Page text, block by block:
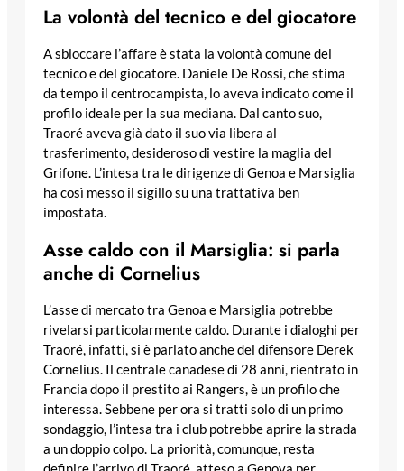
La volontà del tecnico e del giocatore
A sbloccare l’affare è stata la volontà comune del
tecnico e del giocatore. Daniele De Rossi, che stima
da tempo il centrocampista, lo aveva indicato come il
profilo ideale per la sua mediana. Dal canto suo,
Traoré aveva già dato il suo via libera al
trasferimento, desideroso di vestire la maglia del
Grifone. L’intesa tra le dirigenze di Genoa e Marsiglia
ha così messo il sigillo su una trattativa ben
impostata.
Asse caldo con il Marsiglia: si parla
anche di Cornelius
L’asse di mercato tra Genoa e Marsiglia potrebbe
rivelarsi particolarmente caldo. Durante i dialoghi per
Traoré, infatti, si è parlato anche del difensore Derek
Cornelius. Il centrale canadese di 28 anni, rientrato in
Francia dopo il prestito ai Rangers, è un profilo che
interessa. Sebbene per ora si tratti solo di un primo
sondaggio, l’intesa tra i club potrebbe aprire la strada
a un doppio colpo. La priorità, comunque, resta